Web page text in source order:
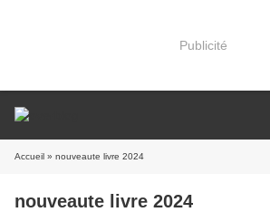
Publicité
Accueil » nouveaute livre 2024
nouveaute livre 2024